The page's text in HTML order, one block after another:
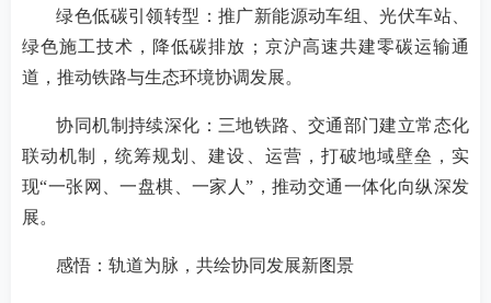
绿色低碳引领转型：推广新能源动车组、光伏车站、
绿色施工技术，降低碳排放；京沪高速共建零碳运输通
道，推动铁路与生态环境协调发展。
协同机制持续深化：三地铁路、交通部门建立常态化
联动机制，统筹规划、建设、运营，打破地域壁垒，实
现“一张网、一盘棋、一家人”，推动交通一体化向纵深发
展。
感悟：轨道为脉，共绘协同发展新图景